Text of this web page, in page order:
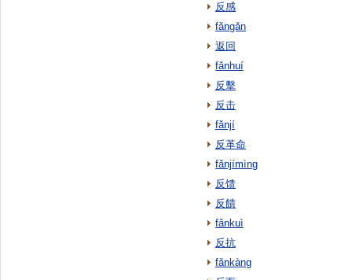
反感
fǎngǎn
返回
fǎnhuí
反擊
反击
fǎnjí
反革命
fǎnjímìng
反馈
反饋
fǎnkuì
反抗
fǎnkàng